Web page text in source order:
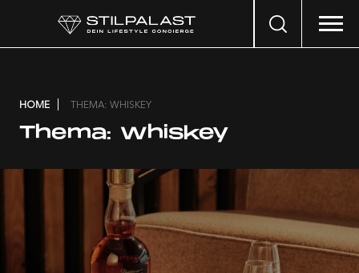
Search
HOME THEMA: WHISKEY
Thema: Whiskey